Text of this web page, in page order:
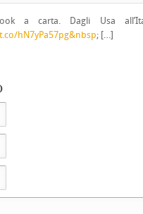
a carta. Dagli Usa
hN7yPa57pg&nbsp; […]